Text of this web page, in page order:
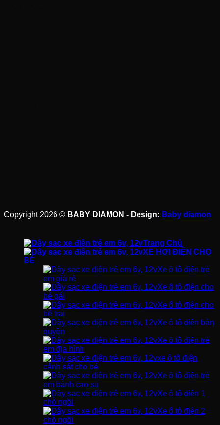
Copyright 2026 © BABY DIAMON - Design: Baby diamon
Trang Chủ
XE HƠI ĐIỆN CHO
BÉ
Xe ô tô điện trẻ
em giá rẻ
Xe ô tô điện cho
bé gái
Xe ô tô điện cho
bé trai
Xe ô tô điện bản
quyền
Xe ô tô điện trẻ
em địa hình
xe ô tô điện
cảnh sát cho bé
Xe ô tô điện trẻ
em bánh cao su
Xe ô tô điện 1
chỗ ngồi
Xe ô tô điện 2
chỗ ngồi